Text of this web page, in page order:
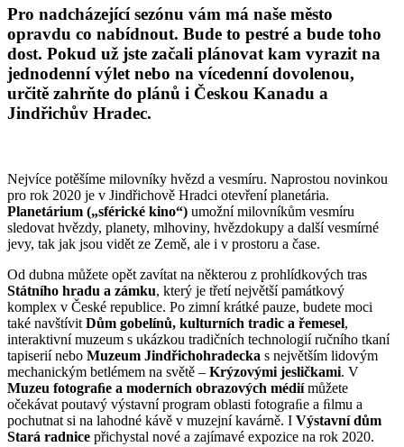
Pro nadcházející sezónu vám má naše město
opravdu co nabídnout. Bude to pestré a bude toho
dost. Pokud už jste začali plánovat kam vyrazit na
jednodenní výlet nebo na vícedenní dovolenou,
určitě zahrňte do plánů i Českou Kanadu a
Jindřichův Hradec.
Nejvíce potěšíme milovníky hvězd a vesmíru. Naprostou novinkou
pro rok 2020 je v Jindřichově Hradci otevření planetária.
Planetárium („sférické kino“) umožní milovníkům vesmíru
sledovat hvězdy, planety, mlhoviny, hvězdokupy a další vesmírné
jevy, tak jak jsou vidět ze Země, ale i v prostoru a čase.
Od dubna můžete opět zavítat na některou z prohlídkových tras
Státního hradu a zámku, který je třetí největší památkový
komplex v České republice. Po zimní krátké pauze, budete moci
také navštívit Dům gobelínů, kulturních tradic a řemesel,
interaktivní muzeum s ukázkou tradičních technologií ručního tkaní
tapiserií nebo Muzeum Jindřichohradecka s největším lidovým
mechanickým betlémem na světě – Krýzovými jesličkami. V
Muzeu fotograﬁe a moderních obrazových médiímůžete
očekávat poutavý výstavní program oblasti fotograﬁe a ﬁlmu a
pochutnat si na lahodné kávě v muzejní kavárně. I Výstavní dům
Stará radnice přichystal nové a zajímavé expozice na rok 2020.